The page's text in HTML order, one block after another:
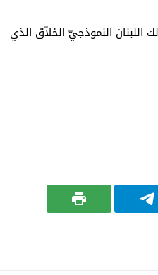
النموذجيّ الخلاّق الذي